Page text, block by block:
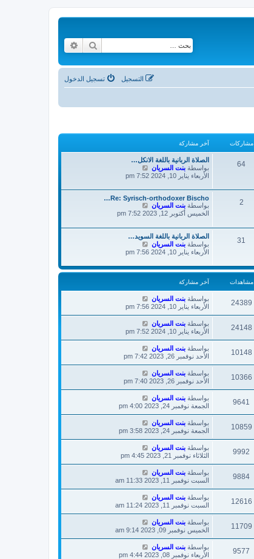
بحث
تسجيل الدخول التسجيل
مشاركات آخر مشاركة
64
الصلاة الربانية باللغة الانكل…
بواسطة بنت السريان
ا
د
آ
ر
ش
ا
ك
الأربعاء يناير 10, 2024 7:52 pm
2
Re: Syrisch-orthodoxer Bischo…
بواسطة بنت السريان
ا
د
آ
ر
ش
ا
ك
الخميس أكتوبر 12, 2023 7:52 pm
31
الصلاة الربانية باللغة السويد…
بواسطة بنت السريان
ا
د
آ
ر
ش
ا
ك
الأربعاء يناير 10, 2024 7:56 pm
مشاهدات آخر مشاركة
24389 بواسطة بنت السريان
الأربعاء يناير 10, 2024 7:56 pm
24148 بواسطة بنت السريان
الأربعاء يناير 10, 2024 7:52 pm
10148 بواسطة بنت السريان
الأحد نوفمبر 26, 2023 7:42 pm
10366 بواسطة بنت السريان
الأحد نوفمبر 26, 2023 7:40 pm
9641 بواسطة بنت السريان
الجمعة نوفمبر 24, 2023 4:00 pm
10859 بواسطة بنت السريان
الجمعة نوفمبر 24, 2023 3:58 pm
9992 بواسطة بنت السريان
الثلاثاء نوفمبر 21, 2023 4:45 pm
9884 بواسطة بنت السريان
السبت نوفمبر 11, 2023 11:33 am
12616 بواسطة بنت السريان
السبت نوفمبر 11, 2023 11:24 am
11709 بواسطة بنت السريان
الخميس نوفمبر 09, 2023 9:14 am
9577 بواسطة بنت السريان
الأربعاء نوفمبر 08, 2023 4:44 pm